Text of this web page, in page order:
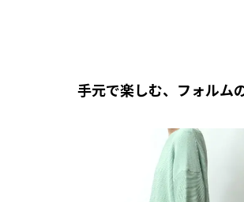
手元で楽しむ、フォルム